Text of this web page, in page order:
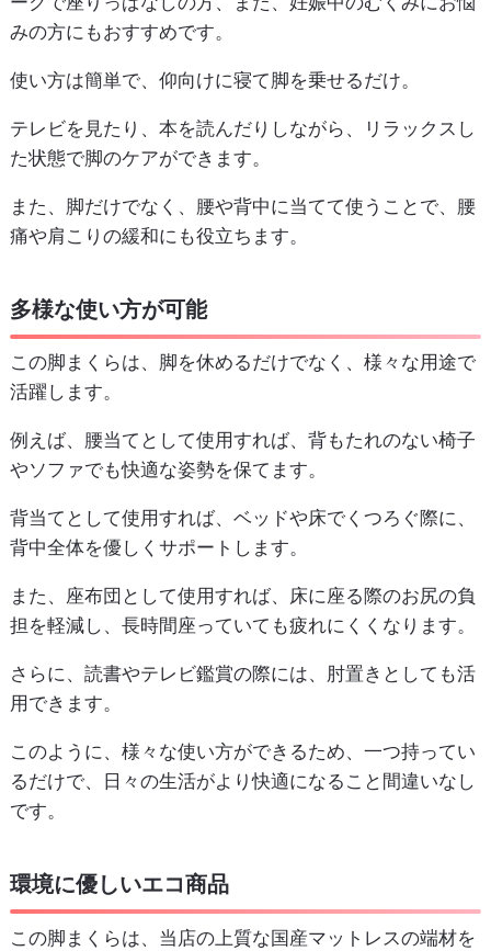
みの方にもおすすめです。
使い方は簡単で、仰向けに寝て脚を乗せるだけ。
テレビを見たり、本を読んだりしながら、リラックスし
た状態で脚のケアができます。
また、脚だけでなく、腰や背中に当てて使うことで、腰
痛や肩こりの緩和にも役立ちます。
多様な使い方が可能
この脚まくらは、脚を休めるだけでなく、様々な用途で
活躍します。
例えば、腰当てとして使用すれば、背もたれのない椅子
やソファでも快適な姿勢を保てます。
背当てとして使用すれば、ベッドや床でくつろぐ際に、
背中全体を優しくサポートします。
また、座布団として使用すれば、床に座る際のお尻の負
担を軽減し、長時間座っていても疲れにくくなります。
さらに、読書やテレビ鑑賞の際には、肘置きとしても活
用できます。
このように、様々な使い方ができるため、一つ持ってい
るだけで、日々の生活がより快適になること間違いなし
です。
環境に優しいエコ商品
この脚まくらは、当店の上質な国産マットレスの端材を